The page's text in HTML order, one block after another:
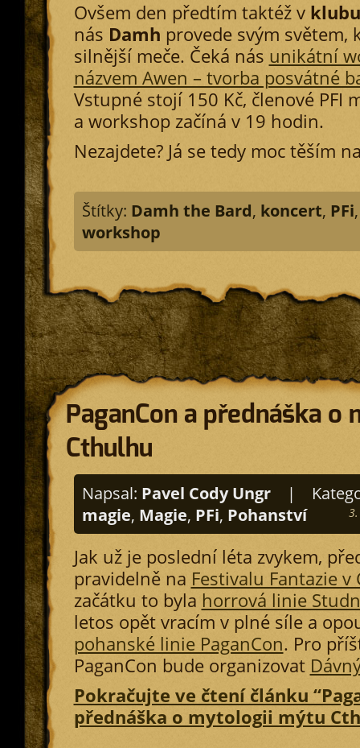
Ovšem den předtím taktéž v
nás Damh provede svým světem,
silnější meče. Čeká nás unikátní
názvem Awen – tvorba posvátné
Vstupné stojí 150 Kč, členové PFI
a workshop začíná v 19 hodin.
Nezajdete? Já se tedy moc těším
Štítky: Damh the Bard, koncert, PFi
workshop
PaganCon a přednáška
Cthulhu
Napsal: Pavel Cody Ungr |
magie, Magie, PFi, Pohanství
Jak už je poslední léta zvykem,
pravidelně na Festivalu Fantazie v
začátku to byla horrová linie
letos opět vracím v plné síle a
pohanské linie PaganCon. Pro
PaganCon bude organizovat
Pokračujte ve čtení článku
přednáška o mytologii mýtu